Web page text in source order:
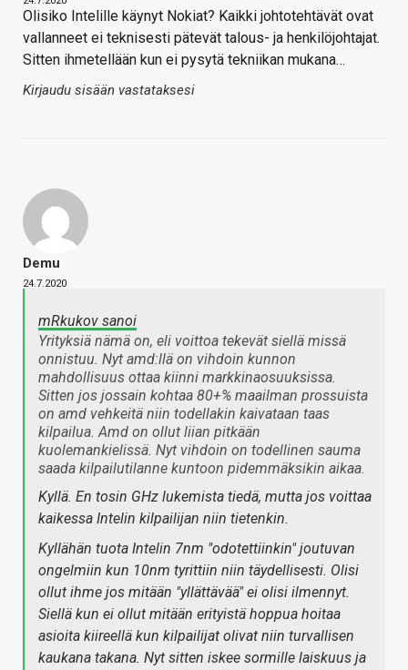
Olisiko Intelille käynyt Nokiat? Kaikki johtotehtävät ovat
vallanneet ei teknisesti pätevät talous- ja henkilöjohtajat.
Sitten ihmetellään kun ei pysytä tekniikan mukana…
Kirjaudu sisään vastataksesi
Demu
24.7.2020
mRkukov sanoi
Yrityksiä nämä on, eli voittoa tekevät siellä missä
onnistuu. Nyt amd:llä on vihdoin kunnon
mahdollisuus ottaa kiinni markkinaosuuksissa.
Sitten jos jossain kohtaa 80+% maailman prossuista
on amd vehkeitä niin todellakin kaivataan taas
kilpailua. Amd on ollut liian pitkään
kuolemankielissä. Nyt vihdoin on todellinen sauma
saada kilpailutilanne kuntoon pidemmäksikin aikaa.
Kyllä. En tosin GHz lukemista tiedä, mutta jos voittaa
kaikessa Intelin kilpailijan niin tietenkin.
Kyllähän tuota Intelin 7nm "odotettiinkin" joutuvan
ongelmiin kun 10nm tyrittiin niin täydellisesti. Olisi
ollut ihme jos mitään "yllättävää" ei olisi ilmennyt.
Siellä kun ei ollut mitään erityistä hoppua hoitaa
asioita kiireellä kun kilpailijat olivat niin turvallisen
kaukana takana. Nyt sitten iskee sormille laiskuus ja